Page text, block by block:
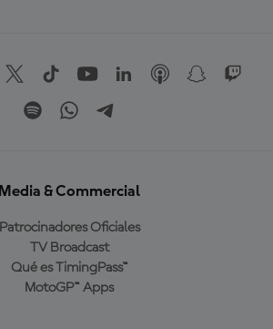
Media & Commercial
Patrocinadores Oficiales
TV Broadcast
Qué es TimingPass™
MotoGP™ Apps